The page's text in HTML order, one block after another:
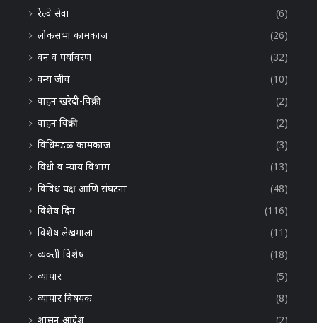
रेल्वे सेवा
(6)
लोकसभा कामकाज
(26)
वन व पर्यावरण
(32)
वन्य जीव
(10)
वाहन खरेदी-विक्री
(2)
वाहन विक्री
(2)
विधिमंडळ कामकाज
(3)
विधी व न्याय विभाग
(13)
विविध पक्ष आणि संघटना
(48)
विशेष दिन
(116)
विशेष लेखमाला
(11)
व्यक्ती विशेष
(18)
व्यापार
(5)
व्यापार विषयक
(8)
शासन आदेश
(2)